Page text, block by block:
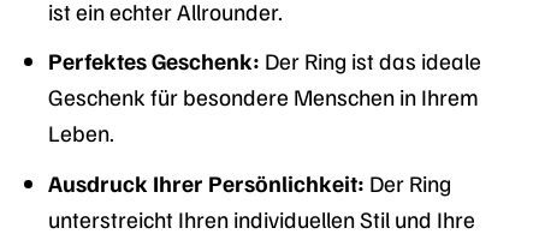
ist ein echter Allrounder.
Perfektes Geschenk: Der Ring ist das ideale
Geschenk für besondere Menschen in Ihrem
Leben.
Ausdruck Ihrer Persönlichkeit: Der Ring
unterstreicht Ihren individuellen Stil und Ihre